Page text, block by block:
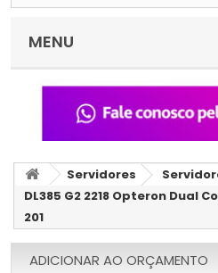
MENU
Servidores
DL385 G2 2218 Opteron Dual
201
ADICIONAR AO ORÇAMENTO